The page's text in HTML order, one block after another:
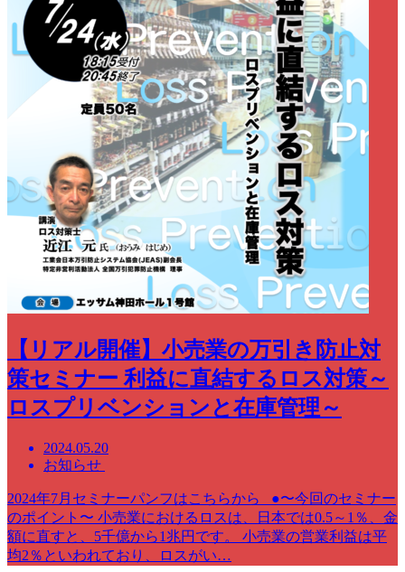
【リアル開催】小売業の万引き防止対
策セミナー 利益に直結するロス対策～
ロスプリベンションと在庫管理～
2024.05.20
お知らせ
2024年7月セミナーパンフはこちらから ●〜今回のセミナー
のポイント〜 小売業におけるロスは、日本では0.5～1％、金
額に直すと、5千億から1兆円です。 小売業の営業利益は平
均2％といわれており、ロスがい…